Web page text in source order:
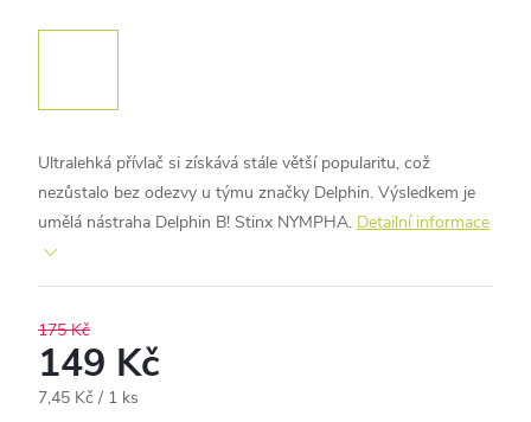
Ultralehká přívlač si získává stále větší popularitu, což
nezůstalo bez odezvy u týmu značky Delphin. Výsledkem je
umělá nástraha Delphin B! Stinx NYMPHA. Detailní informace
175 Kč
149 Kč
Měrná
7,45 Kč / 1 ks